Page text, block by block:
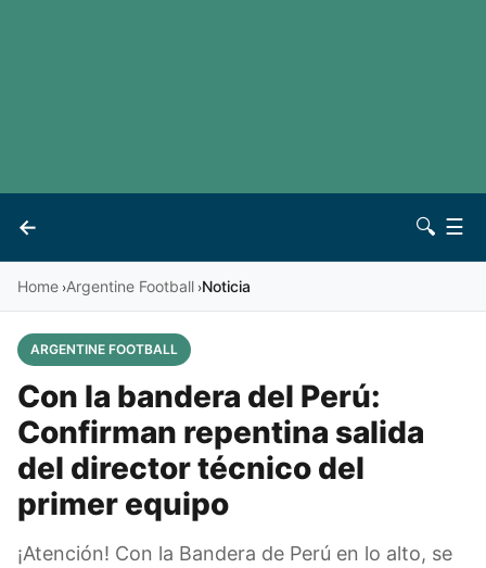
Archivo
←
Vives 🔍 ☰
Home ›Argentine Football ›Noticia
ARGENTINE FOOTBALL
Con la bandera del Perú:
Confirman repentina salida
del director técnico del
primer equipo
¡Atención! Con la Bandera de Perú en lo alto, se